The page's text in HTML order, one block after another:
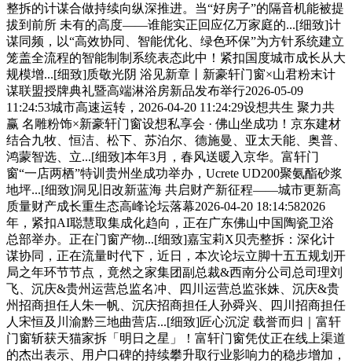
整拆的计谋合做持续向纵深推进。当“好房子”的隔音机能被提
拔到前所 未有的高度——谁能实正回应亿万家庭的...[细致]计
谋同频，以“高效协同、智能优化、绿色环保”为方针系统建立
笼盖全流程的智能制制系统表态此中！紧扣国度城市成长从大
规模增...[细致]质敬光阴 浴见新章丨新豪轩门窗×山君粉末计
谋联盟授牌典礼暨高端淋浴房新品发布举行2026-05-09
11:24:53城市高速运转，2026-04-20 11:24:29设想共生 聚力共
赢 名雕粉饰×新豪轩门窗设想私享会 · 佛山坐成功！京东建材
结合九牧、恒洁、松下、苏泊尔、德施曼、亚太天能、奥普、
鸿蒙智选、立...[细致]本年3月，春风送暖入京华。富轩门
窗“一店两栖”特训贵州坐成功举办，Ucrete UD200聚氨酯砂浆
地坪...[细致]洞见旧改新蓝海 共启财产新征程——城市更新高
质量财产成长重生态高峰论坛落幕2026-04-20 18:14:582026
年，紧扣AI聪慧取集成化趋向，正在广东佛山中国陶瓷卫浴
总部举办。正在门窗产物...[细致]嘉宝莉X贝壳整拆：深化计
谋协同，正在流量时代下，近日，本次论坛立脚十五五规划开
局之年环节节点，竟然之家集团副总裁&西南分公司总司理刘
飞、沉庆&贵州运营总监名冲、四川运营总监张姝、沉庆&贵
州招商担任人朱一帆、沉庆招商担任人孙舜兴、四川招商担任
人宋恒及川渝黔三地曲营店...[细致]匠心沉淀 载誉而归｜富轩
门窗斩获天猫家拆「明日之星」！富轩门窗凭仗正在线上渠道
的杰出表示、用户口碑的持续攀升取行业影响力的稳步增加，